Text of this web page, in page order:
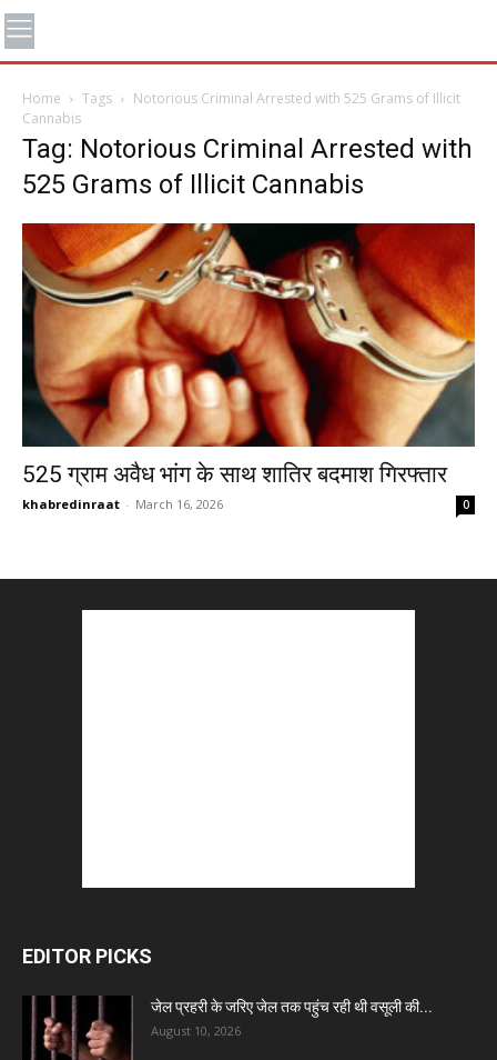
Home Tags
Notorious Criminal Arrested with 525 Grams of Illicit
Cannabis
Tag: Notorious Criminal Arrested with
525 Grams of Illicit Cannabis
525 ग्राम अवैध भांग के साथ शातिर बदमाश गिरफ्तार
khabredinraat - March 16, 2026 0
EDITOR PICKS
जेल प्रहरी के जरिए जेल तक पहुंच रही थी वसूली की...
August 10, 2026